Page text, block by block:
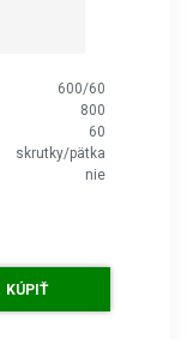
600/60
800
60
skrutky/pätka
nie
KÚPIŤ